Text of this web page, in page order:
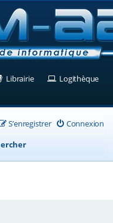
un nouvel onglet)
Librairie(Ouvre un nouvel
Logithèque
Connexion
S’enregistrer